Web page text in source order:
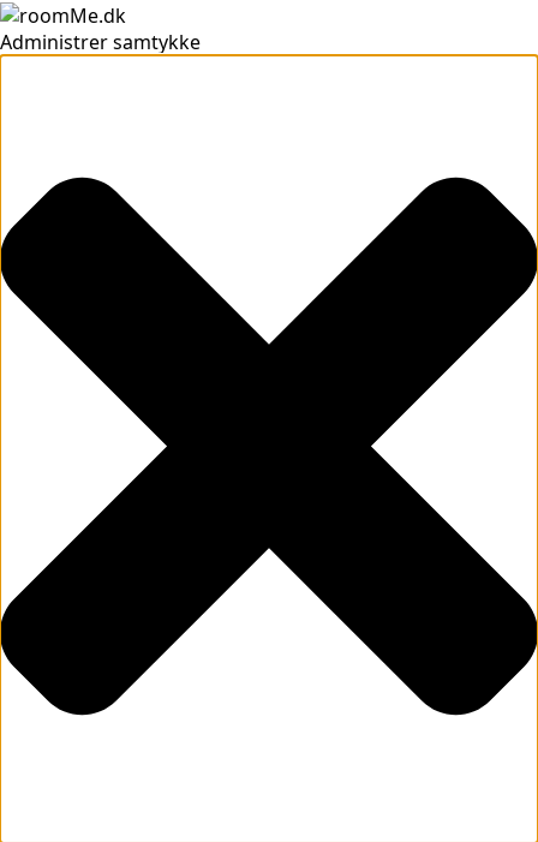
Administrer samtykke